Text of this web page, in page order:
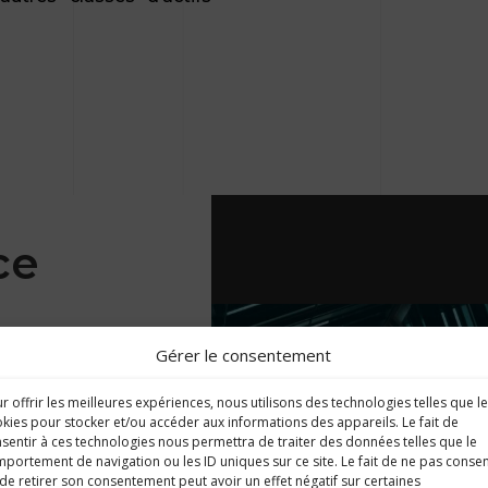
Gérer le consentement
offrir les meilleures expériences, nous utilisons des technologies telles que
pour stocker et/ou accéder aux informations des appareils. Le fait de
à ces technologies nous permettra de traiter des données telles que le
de navigation ou les ID uniques sur ce site. Le fait de ne pas
retirer son consentement peut avoir un effet négatif sur certaines
depuis plus
secondaires